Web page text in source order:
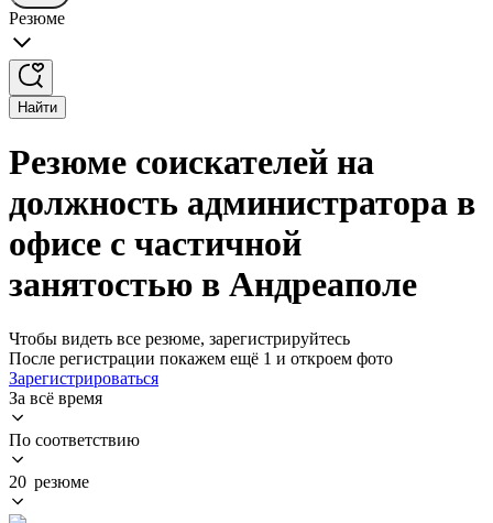
Резюме
Найти
Резюме соискателей на
должность администратора в
офисе с частичной
занятостью в Андреаполе
Чтобы видеть все резюме, зарегистрируйтесь
После регистрации покажем ещё 1 и откроем фото
Зарегистрироваться
За всё время
По соответствию
20 резюме